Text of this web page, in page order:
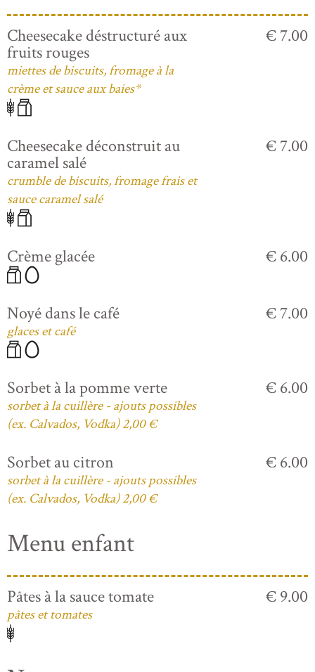
Cheesecake déstructuré aux
fruits rouges
miettes de biscuits, fromage à la
crème et sauce aux baies*
€ 7.00
Cheesecake déconstruit au
caramel salé
crumble de biscuits, fromage frais et
sauce caramel salé
€ 7.00
Crème glacée € 6.00
Noyé dans le café
glaces et café
€ 7.00
Sorbet à la pomme verte
sorbet à la cuillère - ajouts possibles
(ex. Calvados, Vodka) 2,00 €
€ 6.00
Sorbet au citron
sorbet à la cuillère - ajouts possibles
(ex. Calvados, Vodka) 2,00 €
€ 6.00
Menu enfant
Pâtes à la sauce tomate
pâtes et tomates
€ 9.00